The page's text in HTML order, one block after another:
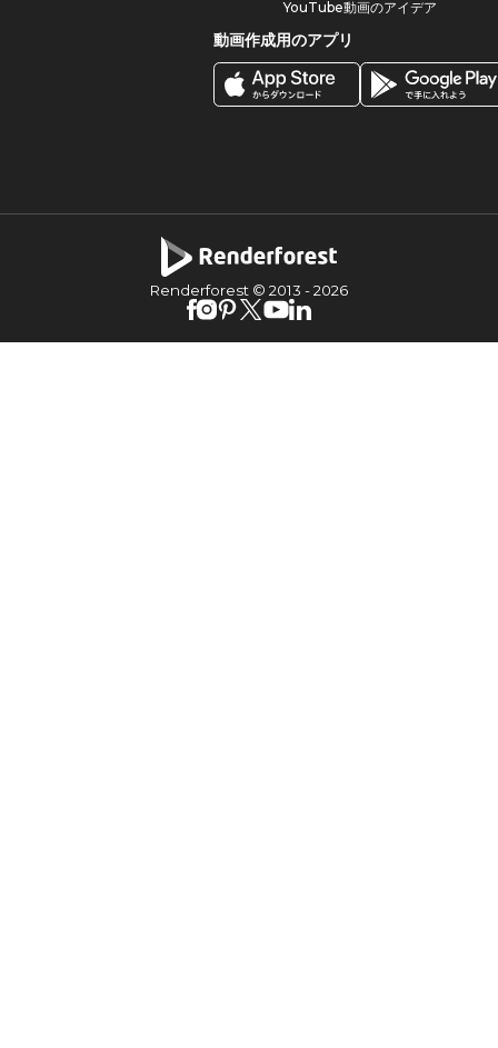
YouTube動画のアイデア
動画作成用のアプリ
Renderforest © 2013 -2026